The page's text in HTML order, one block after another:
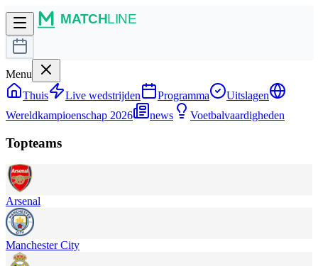
Menu
Thuis
Live wedstrijden Programma
Uitslagen
Wereldkampioenschap 2026
news Voetbalvaardigheden
Topteams
Arsenal
Manchester City